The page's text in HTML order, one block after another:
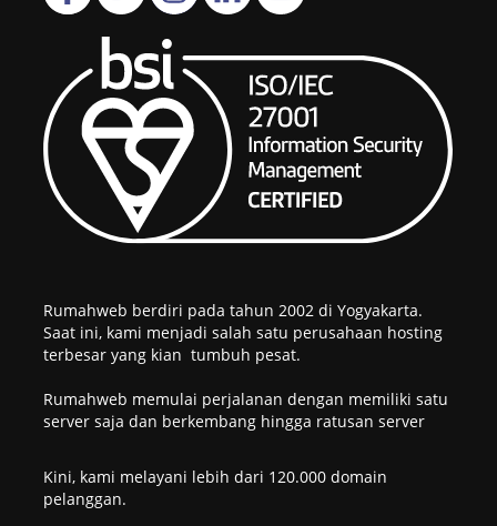
Rumahweb berdiri pada tahun 2002 di Yogyakarta.
Saat ini, kami menjadi salah satu perusahaan hosting
terbesar yang kian tumbuh pesat.
Rumahweb memulai perjalanan dengan memiliki satu
server saja dan berkembang hingga ratusan server
Kini, kami melayani lebih dari 120.000 domain
pelanggan.